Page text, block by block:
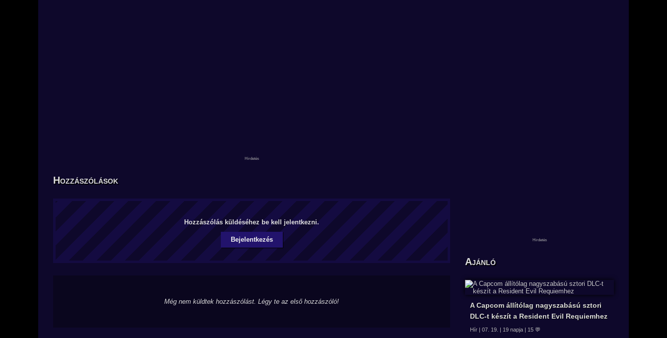
Hozzászólások
Hozzászólás küldéséhez be kell jelentkezni.
Bejelentkezés
Még nem küldtek hozzászólást. Légy te az első hozzászóló!
Ajánló
A Capcom állítólag nagyszabású sztori
DLC-t készít a Resident Evil Requiemhez
Hír | 07. 19. | 19 napja | 15 💬